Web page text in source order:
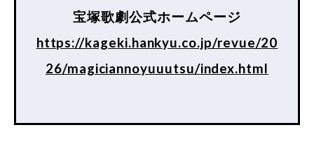
宝塚歌劇公式ホームページ
https://kageki.hankyu.co.jp/revue/20
26/magiciannoyuuutsu/index.html